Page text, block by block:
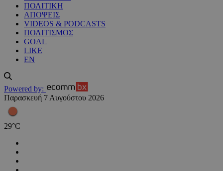
ΠΟΛΙΤΙΚΗ
ΑΠΟΨΕΙΣ
VIDEOS & PODCASTS
ΠΟΛΙΤΙΣΜΟΣ
GOAL
LIKE
EN
Powered by:
Παρασκευή 7 Αυγούστου 2026
29°C